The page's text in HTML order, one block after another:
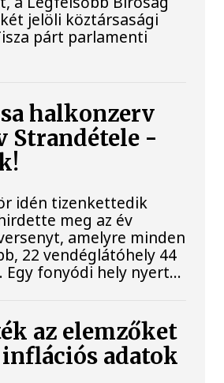
jelöli köztársasági
párt parlamenti
halkonzerv
Strandétele -
idén tizenkettedik
meg az év
amelyre minden
22 vendéglátóhely 44
fonyódi hely nyert...
az elemzőket
adatok